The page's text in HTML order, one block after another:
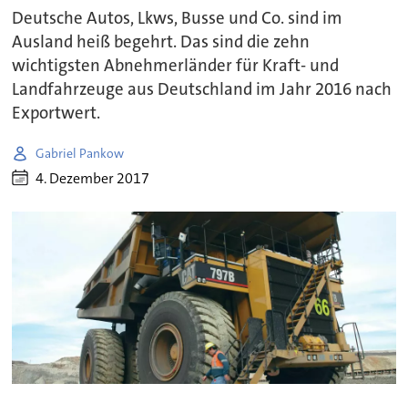
Deutsche Autos, Lkws, Busse und Co. sind im
Ausland heiß begehrt. Das sind die zehn
wichtigsten Abnehmerländer für Kraft- und
Landfahrzeuge aus Deutschland im Jahr 2016 nach
Exportwert.
Gabriel Pankow
4. Dezember 2017